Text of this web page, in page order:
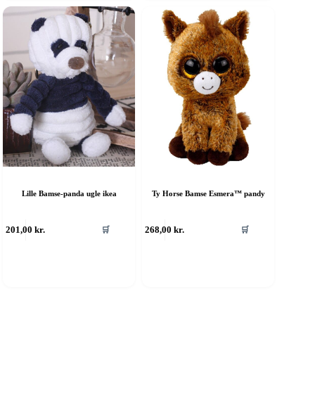
Lille Bamse-panda ugle ikea
201,00kr. 🛒
Ty Horse Bamse Esmera™️ pandy
268,00kr. 🛒